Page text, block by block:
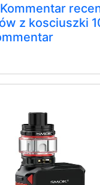
z kosciuszki